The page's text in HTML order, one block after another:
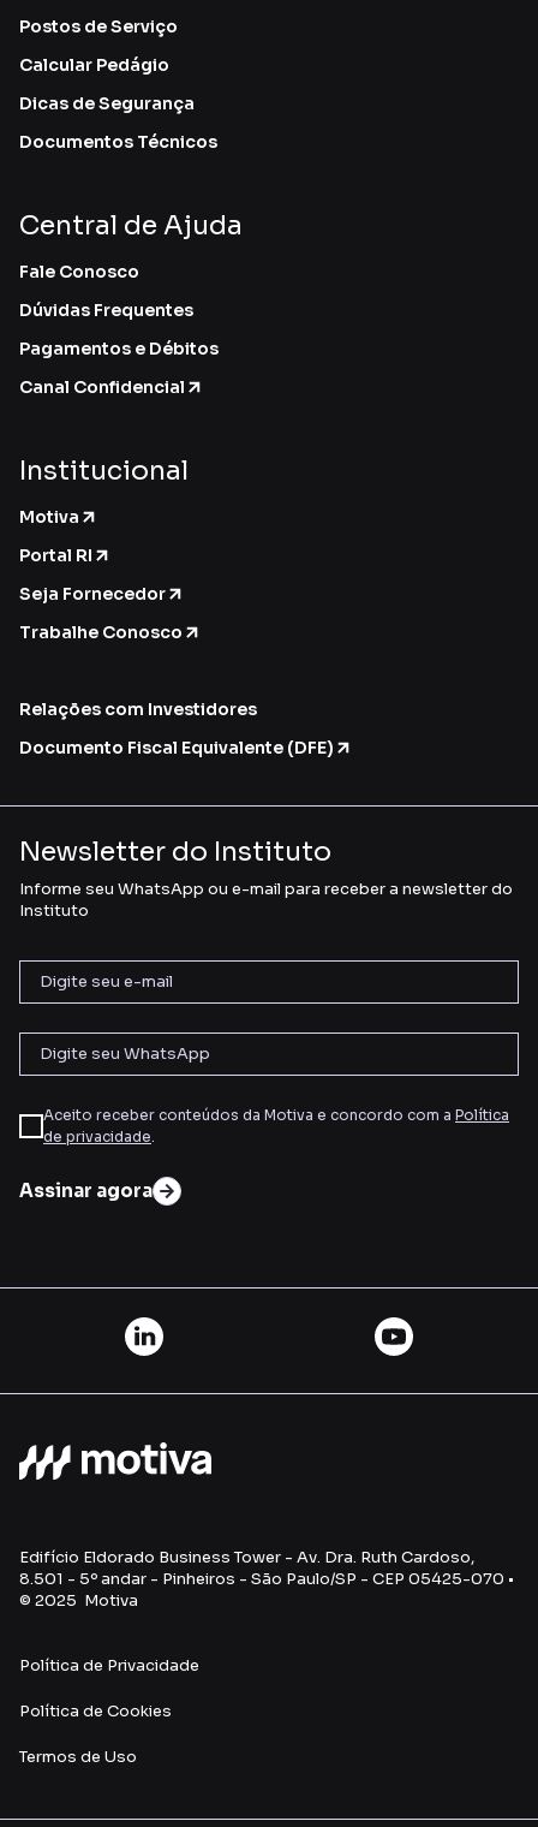
Postos de Serviço
Calcular Pedágio
Dicas de Segurança
Documentos Técnicos
Central de Ajuda
Fale Conosco
Dúvidas Frequentes
Pagamentos e Débitos
Canal Confidencial
Institucional
Motiva
Portal RI
Seja Fornecedor
Trabalhe Conosco
Relações com Investidores
Documento Fiscal Equivalente (DFE)
Newsletter do Instituto
Informe seu WhatsApp ou e-mail para receber a newsletter do
Instituto
Aceito receber conteúdos da Motiva e concordo com a Política
de privacidade
Assinar agora
Edifício Eldorado Business Tower - Av. Dra. Ruth Cardoso,
8.501 - 5º andar - Pinheiros - São Paulo/SP - CEP 05425-070 •
© 2025 Motiva
Política de Privacidade
Política de Cookies
Termos de Uso